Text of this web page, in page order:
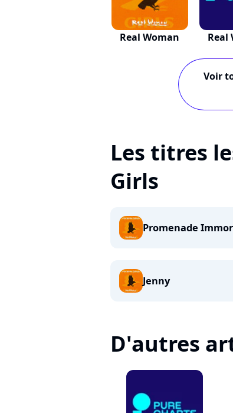
Real Woman Real
Voir
Les titres
Girls
Promenade
Jenny
D'autres